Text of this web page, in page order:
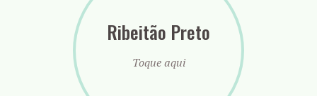
Ribeitão Preto
Toque aqui